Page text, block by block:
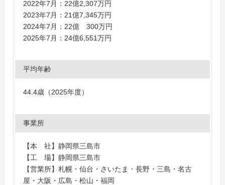
2022年7月：22億2,307万円
2023年7月：21億7,345万円
2024年7月：22億 300万円
2025年7月：24億6,551万円
平均年齢
44.4歳（2025年度）
事業所
【本 社】静岡県三島市
【工 場】静岡県三島市
【営業所】札幌・仙台・さいたま・長野・三島・名古
屋・大阪・広島・松山・福岡